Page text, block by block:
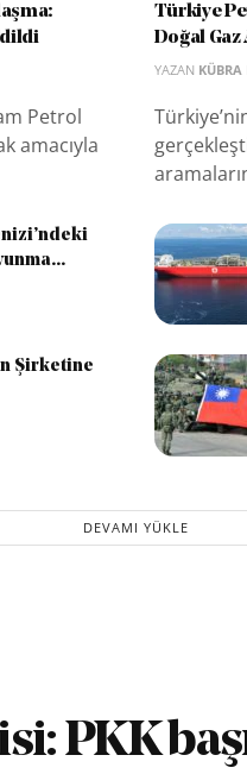
Petrol
amacıyla
Türkiye
Doğal Gaz
YAZAN KÜBRA
Şirketine
DEVAMI YÜKLE
PKK